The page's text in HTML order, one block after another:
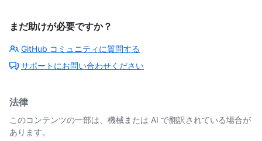
まだ助けが必要ですか？
GitHub コミュニティに質問する
サポートにお問い合わせください
法律
このコンテンツの一部は、機械または AI で翻訳されている場合が
あります。